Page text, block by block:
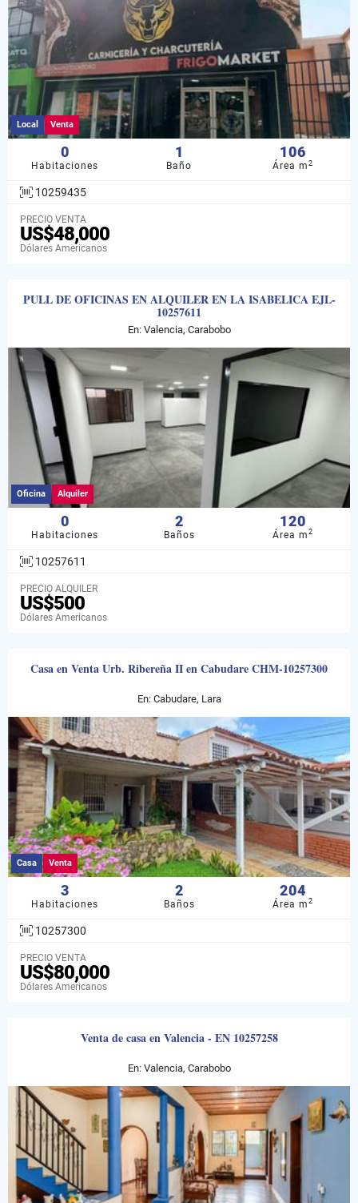
Local Venta
0
Habitaciones
1
Baño
106
Área m2
10259435
PRECIO VENTA
US$48,000
Dólares Americanos
PULL DE OFICINAS EN ALQUILER EN LA ISABELICA EJL-
10257611
En: Valencia, Carabobo
Oficina Alquiler
0
Habitaciones
2
Baños
120
Área m2
10257611
PRECIO ALQUILER
US$500
Dólares Americanos
Casa en Venta Urb. Ribereña II en Cabudare CHM-10257300
En: Cabudare, Lara
Casa Venta
3
Habitaciones
2
Baños
204
Área m2
10257300
PRECIO VENTA
US$80,000
Dólares Americanos
Venta de casa en Valencia - EN 10257258
En: Valencia, Carabobo